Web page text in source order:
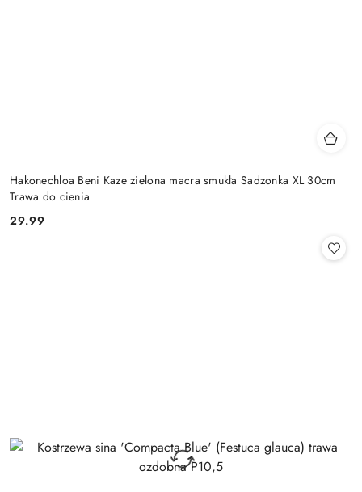
Hakonechloa Beni Kaze zielona macra smukła Sadzonka XL 30cm
Trawa do cienia
Cena:
29.99